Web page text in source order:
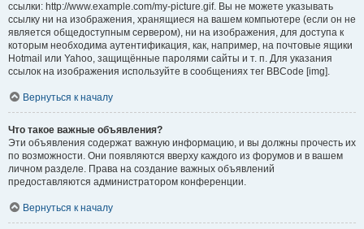
ссылки: http://www.example.com/my-picture.gif. Вы не можете указывать
ссылку ни на изображения, хранящиеся на вашем компьютере (если он не
является общедоступным сервером), ни на изображения, для доступа к
которым необходима аутентификация, как, например, на почтовые ящики
Hotmail или Yahoo, защищённые паролями сайты и т. п. Для указания
ссылок на изображения используйте в сообщениях тег BBCode [img].
Вернуться к началу
Что такое важные объявления?
Эти объявления содержат важную информацию, и вы должны прочесть их
по возможности. Они появляются вверху каждого из форумов и в вашем
личном разделе. Права на создание важных объявлений
предоставляются администратором конференции.
Вернуться к началу